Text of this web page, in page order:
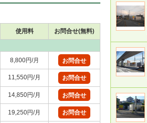
使用料 お問合せ(無料)
8,800円/月 お問合せ
11,550円/月 お問合せ
14,850円/月 お問合せ
19,250円/月 お問合せ